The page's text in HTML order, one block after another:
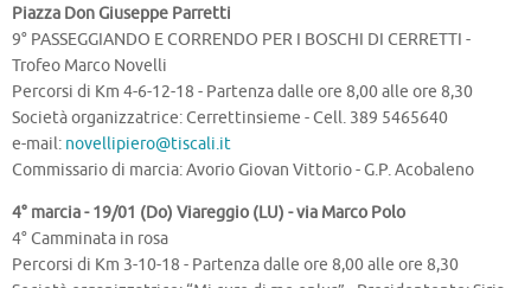
Piazza Don Giuseppe Parretti
9° PASSEGGIANDO E CORRENDO PER I BOSCHI DI CERRETTI -
Trofeo Marco Novelli
Percorsi di Km 4-6-12-18 - Partenza dalle ore 8,00 alle ore 8,30
Società organizzatrice: Cerrettinsieme - Cell. 389 5465640
e-mail: novellipiero@tiscali.it
Commissario di marcia: Avorio Giovan Vittorio - G.P. Acobaleno
4° marcia - 19/01 (Do) Viareggio (LU) - via Marco Polo
4° Camminata in rosa
Percorsi di Km 3-10-18 - Partenza dalle ore 8,00 alle ore 8,30